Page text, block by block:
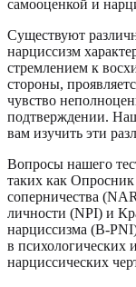
Существуют
нарциссизм
стремлением к
стороны,
чувство
подтверждении.
вам изучить эти
Вопросы нашего
таких как
соперничества
личности (NPI) и
нарциссизма (B-
в психологических
нарциссических